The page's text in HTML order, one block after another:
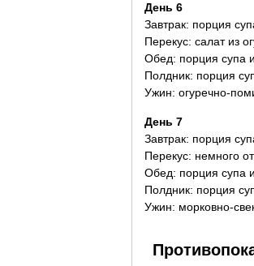
День 6
Завтрак: порция
Перекус: салат из
Обед: порция супа
Полдник: порция
Ужин: огуречно-
День 7
Завтрак: порция
Перекус: немного
Обед: порция супа
Полдник: порция
Ужин: морковно-